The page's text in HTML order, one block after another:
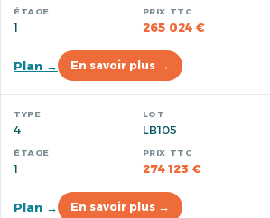
1 265 024 €
Plan → En savoir plus →
4 LB105
1 274 123 €
Plan → En savoir plus →